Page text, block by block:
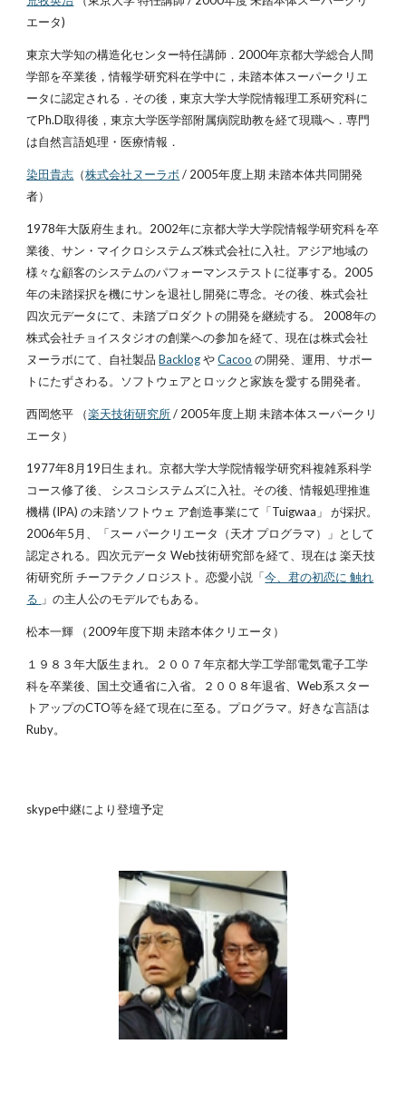
エータ)
東京大学知の構造化センター特任講師．2000年京都大学総合人間
学部を卒業後，情報学研究科在学中に，未踏本体スーパークリエ
ータに認定される．その後，東京大学大学院情報理工系研究科に
てPh.D取得後，東京大学医学部附属病院助教を経て現職へ．専門
は自然言語処理・医療情報．
染田貴志 （株式会社ヌーラボ/ 2005年度上期 未踏本体共同開発
者）
1978年大阪府生まれ。2002年に京都大学大学院情報学研究科を卒
業後、サン・マイクロシステムズ株式会社に入社。アジア地域の
様々な顧客のシステムのパフォーマンステストに従事する。2005
年の未踏採択を機にサンを退社し開発に専念。その後、株式会社
四次元データにて、未踏プロダクトの開発を継続する。 2008年の
株式会社チョイスタジオの創業への参加を経て、現在は株式会社
ヌーラボにて、自社製品 Backlogや Cacoo の開発、運用、サポー
トにたずさわる。ソフトウェアとロックと家族を愛する開発者。
西岡悠平 （楽天技術研究所/ 2005年度上期 未踏本体スーパークリ
エータ）
1977年8月19日生まれ。京都大学大学院情報学研究科複雑系科学
コース修了後、 シスコシステムズに入社。その後、情報処理推進
機構 (IPA) の未踏ソフトウェ ア創造事業にて「Tuigwaa」 が採択。
2006年5月、「スー パークリエータ（天才 プログラマ）」として
認定される。四次元データ Web技術研究部を経て、現在は 楽天技
術研究所 チーフテクノロジスト。恋愛小説「今、君の初恋に 触れ
る 」の主人公のモデルでもある。
松本一輝 （2009年度下期 未踏本体クリエータ）
１９８３年大阪生まれ。２００７年京都大学工学部電気電子工学
科を卒業後、国土交通省に入省。２００８年退省、Web系スター
トアップのCTO等を経て現在に至る。プログラマ。好きな言語は
Ruby。
skype中継により登壇予定